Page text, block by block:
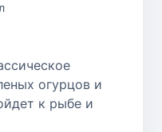
огурцов и
к рыбе и